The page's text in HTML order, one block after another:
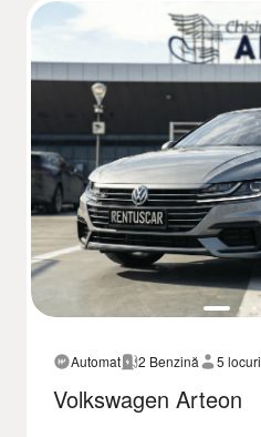
Automat 2 Benzină 5 locuri
Volkswagen Arteon